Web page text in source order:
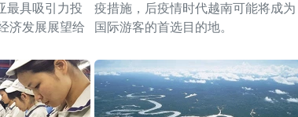
最具吸引力投
济发展展望给
疫措施，后疫情时代越南可能将成为
国际游客的首选目的地。